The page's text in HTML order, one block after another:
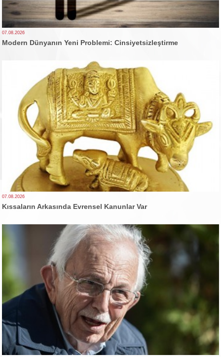
07.08.2026
Modern Dünyanın Yeni Problemi: Cinsiyetsizleştirme
07.08.2026
Kıssaların Arkasında Evrensel Kanunlar Var